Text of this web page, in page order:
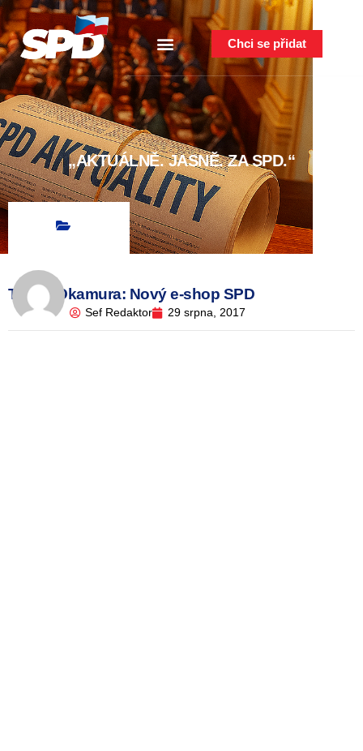
Chci se přidat
„AKTUÁLNĚ. JASNĚ. ZA SPD.“
Tomio Okamura: Nový e-shop SPD
Sef Redaktor 29 srpna, 2017